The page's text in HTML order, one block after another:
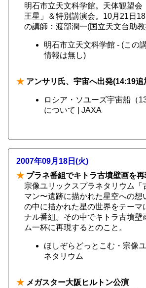
明石市立天文科学館。天体観望会
王星」＆特別講演会。10月21日
の講師：渡部潤一(国立天文台助教
明石市立天文科学館 - (この
情報は無し)
★ アンサリ氏、宇宙へ出発(14:19追
ロシア・ソユーズ宇宙船（
について | JAXA
2007年09月18日(火)
★ プラネ番組でキトラ古墳壁画を再
宗像ユリックスプラネタリウム「
マン〜遺跡に描かれた星空への想
の中に描かれた星の世界をテーマ
ナル番組。その中でキトラ古墳壁
ム一杯に再現するとのこと。
ほしぞらどっとこむ・宗像
ネタリウム
★ メガスター大阪ヒルトン公演